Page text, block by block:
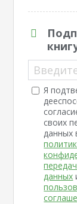
Я
своих
данных
данных